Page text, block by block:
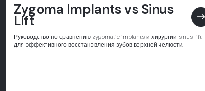
Zygoma Implants vs Sinus
Lift east
Руководство по сравнению zygomatic implants и хирургии sinus lift
для эффективного восстановления зубов верхней челюсти.